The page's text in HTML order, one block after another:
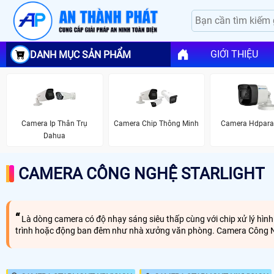
DANH MỤC SẢN PHẨM GIỚI THIỆU
Camera Ip Thân Trụ
Dahua
Camera Chip Thông Minh Camera
CAMERA CÔNG NGHỆ STARLIGHT
Là dòng camera có độ nhạy sáng siêu thấp cùng với chip xử lý
trình hoặc động ban đêm như nhà xưởng văn phòng. Camera